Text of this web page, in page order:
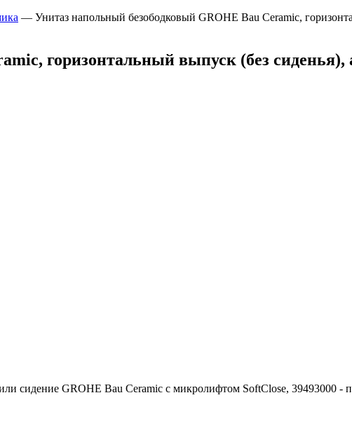
— Унитаз напольный безободковый GROHE Bau Ceramic,
горизонтальный выпуск (без сиденья),
сидение GROHE Bau Ceramic с микролифтом SoftClose, 39493000 -